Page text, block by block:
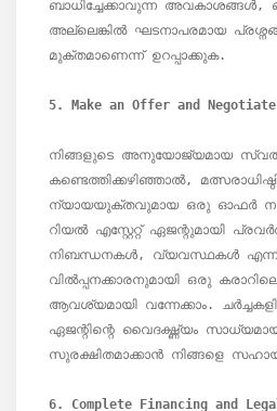
ബാധിച്ചേക്കാവുന്ന
അല്ലെങ്കിൽ ഘടനാപരമായ
മുക്തമാണെന്ന് ഉറപ്പാക്കുക.
നിങ്ങളുടെ അനുയോജ്യമായ
കണ്ടെത്തിക്കഴിഞ്ഞാൽ,
ന്യായയുക്തവുമായ ഒരു ഓഫർ
റിയൽ എസ്റ്റേറ്റ് ഏജന്റുമായി
നിബന്ധനകൾ, വ്യവസ്ഥകൾ
വിൽപ്പനക്കാരനുമായി ഒരു
ആവശ്യമായി വന്നേക്കാം.
ഏജന്റിന്റെ വൈദഗ്ദ്ധ്യം
സുരക്ഷിതമാക്കാൻ നിങ്ങളെ